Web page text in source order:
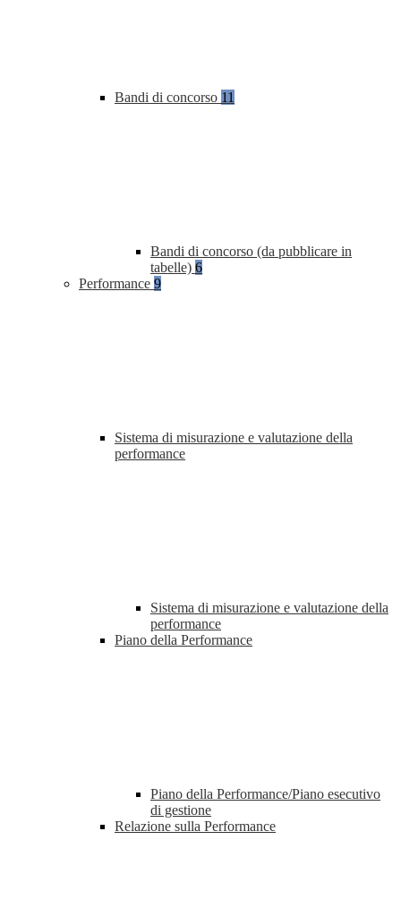
Bandi di concorso 11
Bandi di concorso (da pubblicare in
tabelle) 6
Performance 9
Sistema di misurazione e valutazione della
performance
Sistema di misurazione e valutazione della
performance
Piano della Performance
Piano della Performance/Piano esecutivo
di gestione
Relazione sulla Performance